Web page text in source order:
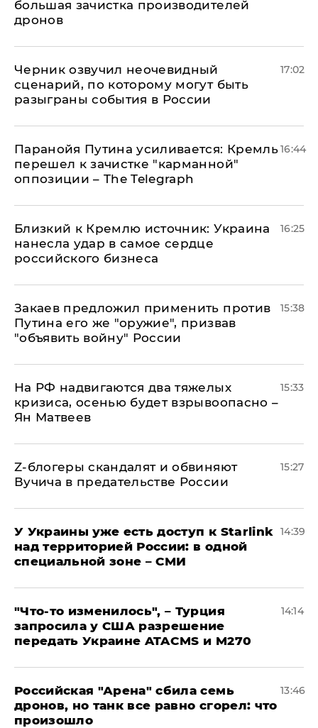
большая зачистка производителей
дронов
Черник озвучил неочевидный
сценарий, по которому могут быть
разыграны события в России
17:02
Паранойя Путина усиливается: Кремль
перешел к зачистке "карманной"
оппозиции – The Telegraph
16:44
Близкий к Кремлю источник: Украина
нанесла удар в самое сердце
российского бизнеса
16:25
Закаев предложил применить против
Путина его же "оружие", призвав
"объявить войну" России
15:38
На РФ надвигаются два тяжелых
кризиса, осенью будет взрывоопасно –
Ян Матвеев
15:33
Z-блогеры скандалят и обвиняют
Вучича в предательстве России
15:27
У Украины уже есть доступ к Starlink
над территорией России: в одной
специальной зоне – СМИ
14:39
​"Что-то изменилось", – Турция
запросила у США разрешение
передать Украине ATACMS и M270
14:14
​Российская "Арена" сбила семь
дронов, но танк все равно сгорел: что
произошло
13:46